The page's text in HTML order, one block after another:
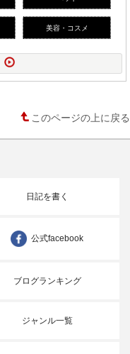
美容・コスメ
このページの上に戻る
日記を書く
公式facebook
ブログランキング
ジャンル一覧